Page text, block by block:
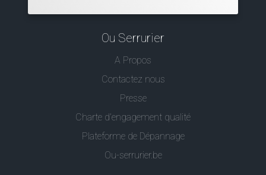
Ou Serrurier
A Propos
Contactez nous
Presse
Charte d’engagement qualité
Plateforme de Dépannage
Ou-serrurier.be